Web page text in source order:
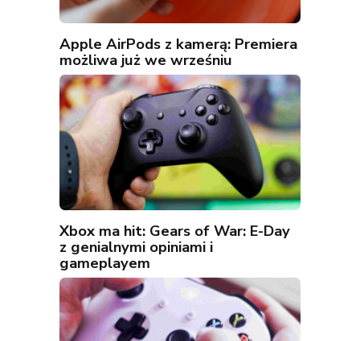
Apple AirPods z kamerą: Premiera
możliwa już we wrześniu
Xbox ma hit: Gears of War: E-Day
z genialnymi opiniami i
gameplayem